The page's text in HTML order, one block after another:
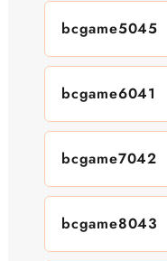
bcgame5045
bcgame6041
bcgame7042
bcgame8043